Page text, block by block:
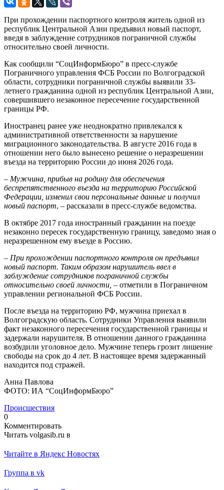
При прохождении паспортного контроля житель одной из
республик Центральной Азии предъявил новый паспорт,
введя в заблуждение сотрудников пограничной службы
относительно своей личности.
Как сообщили “СоцИнформБюро” в пресс-службе
Пограничного управления ФСБ России по Волгоградской
области, сотрудники пограничной службы выявили 33-
летнего гражданина одной из республик Центральной Азии,
совершившего незаконное пересечение государственной
границы РФ.
Иностранец ранее уже неоднократно привлекался к
административной ответственности за нарушение
миграционного законодательства. В августе 2016 года в
отношении него было вынесено решение о неразрешении
въезда на территорию России до июня 2026 года.
– Мужчина, прибыв на родину для обеспечения
беспрепятственного въезда на территорию Российской
Федерации, изменил свои персональные данные и получил
новый паспорт, – рассказали в пресс-службе ведомства.
В октябре 2017 года иностранный гражданин на поезде
незаконно пересек государственную границу, заведомо зная о
неразрешенном ему въезде в Россию.
– При прохождении паспортного контроля он предъявил
новый паспорт. Таким образом нарушитель ввел в
заблуждение сотрудников пограничной службы
относительно своей личности, – отметили в Пограничном
управлении региональной ФСБ России.
После въезда на территорию РФ, мужчина приехал в
Волгоградскую область. Сотрудники Управления выявили
факт незаконного пересечения государственной границы и
задержали нарушителя. В отношении данного гражданина
возбудили уголовное дело. Мужчине теперь грозит лишение
свободы на срок до 4 лет. В настоящее время задержанный
находится под стражей.
Анна Павлова
ФОТО: ИА “СоцИнформБюро”
Происшествия
0
Комментировать
Читать volgasib.ru в
Читайте в Яндекс Новостях
Группа в vk